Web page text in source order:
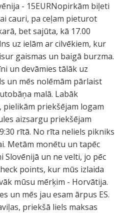
- 15EURNopirkām biļeti
cauri, pa ceļam pieturot
bet sajūta, kā 17.00
uz ielām ar cilvēkiem, kur
gaismas un baigā burzma.
un devāmies tālāk uz
un mēs nolēmām pārlaist
malā. Labāk
priekšējam logam
aizsargu priekšējam
rītā. No rīta neliels pikniks
Metām monētu un tapēc
Slovēnijā un ne velti, jo pēc
points, kur mūs izlaida
mūsu mērķim - Horvātija.
un mēs jau esam ārpus ES.
priekšā liels maksas